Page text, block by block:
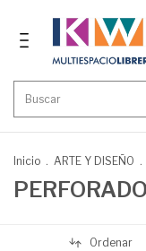
Inicio . ARTE Y DISEÑO .
Ordenar